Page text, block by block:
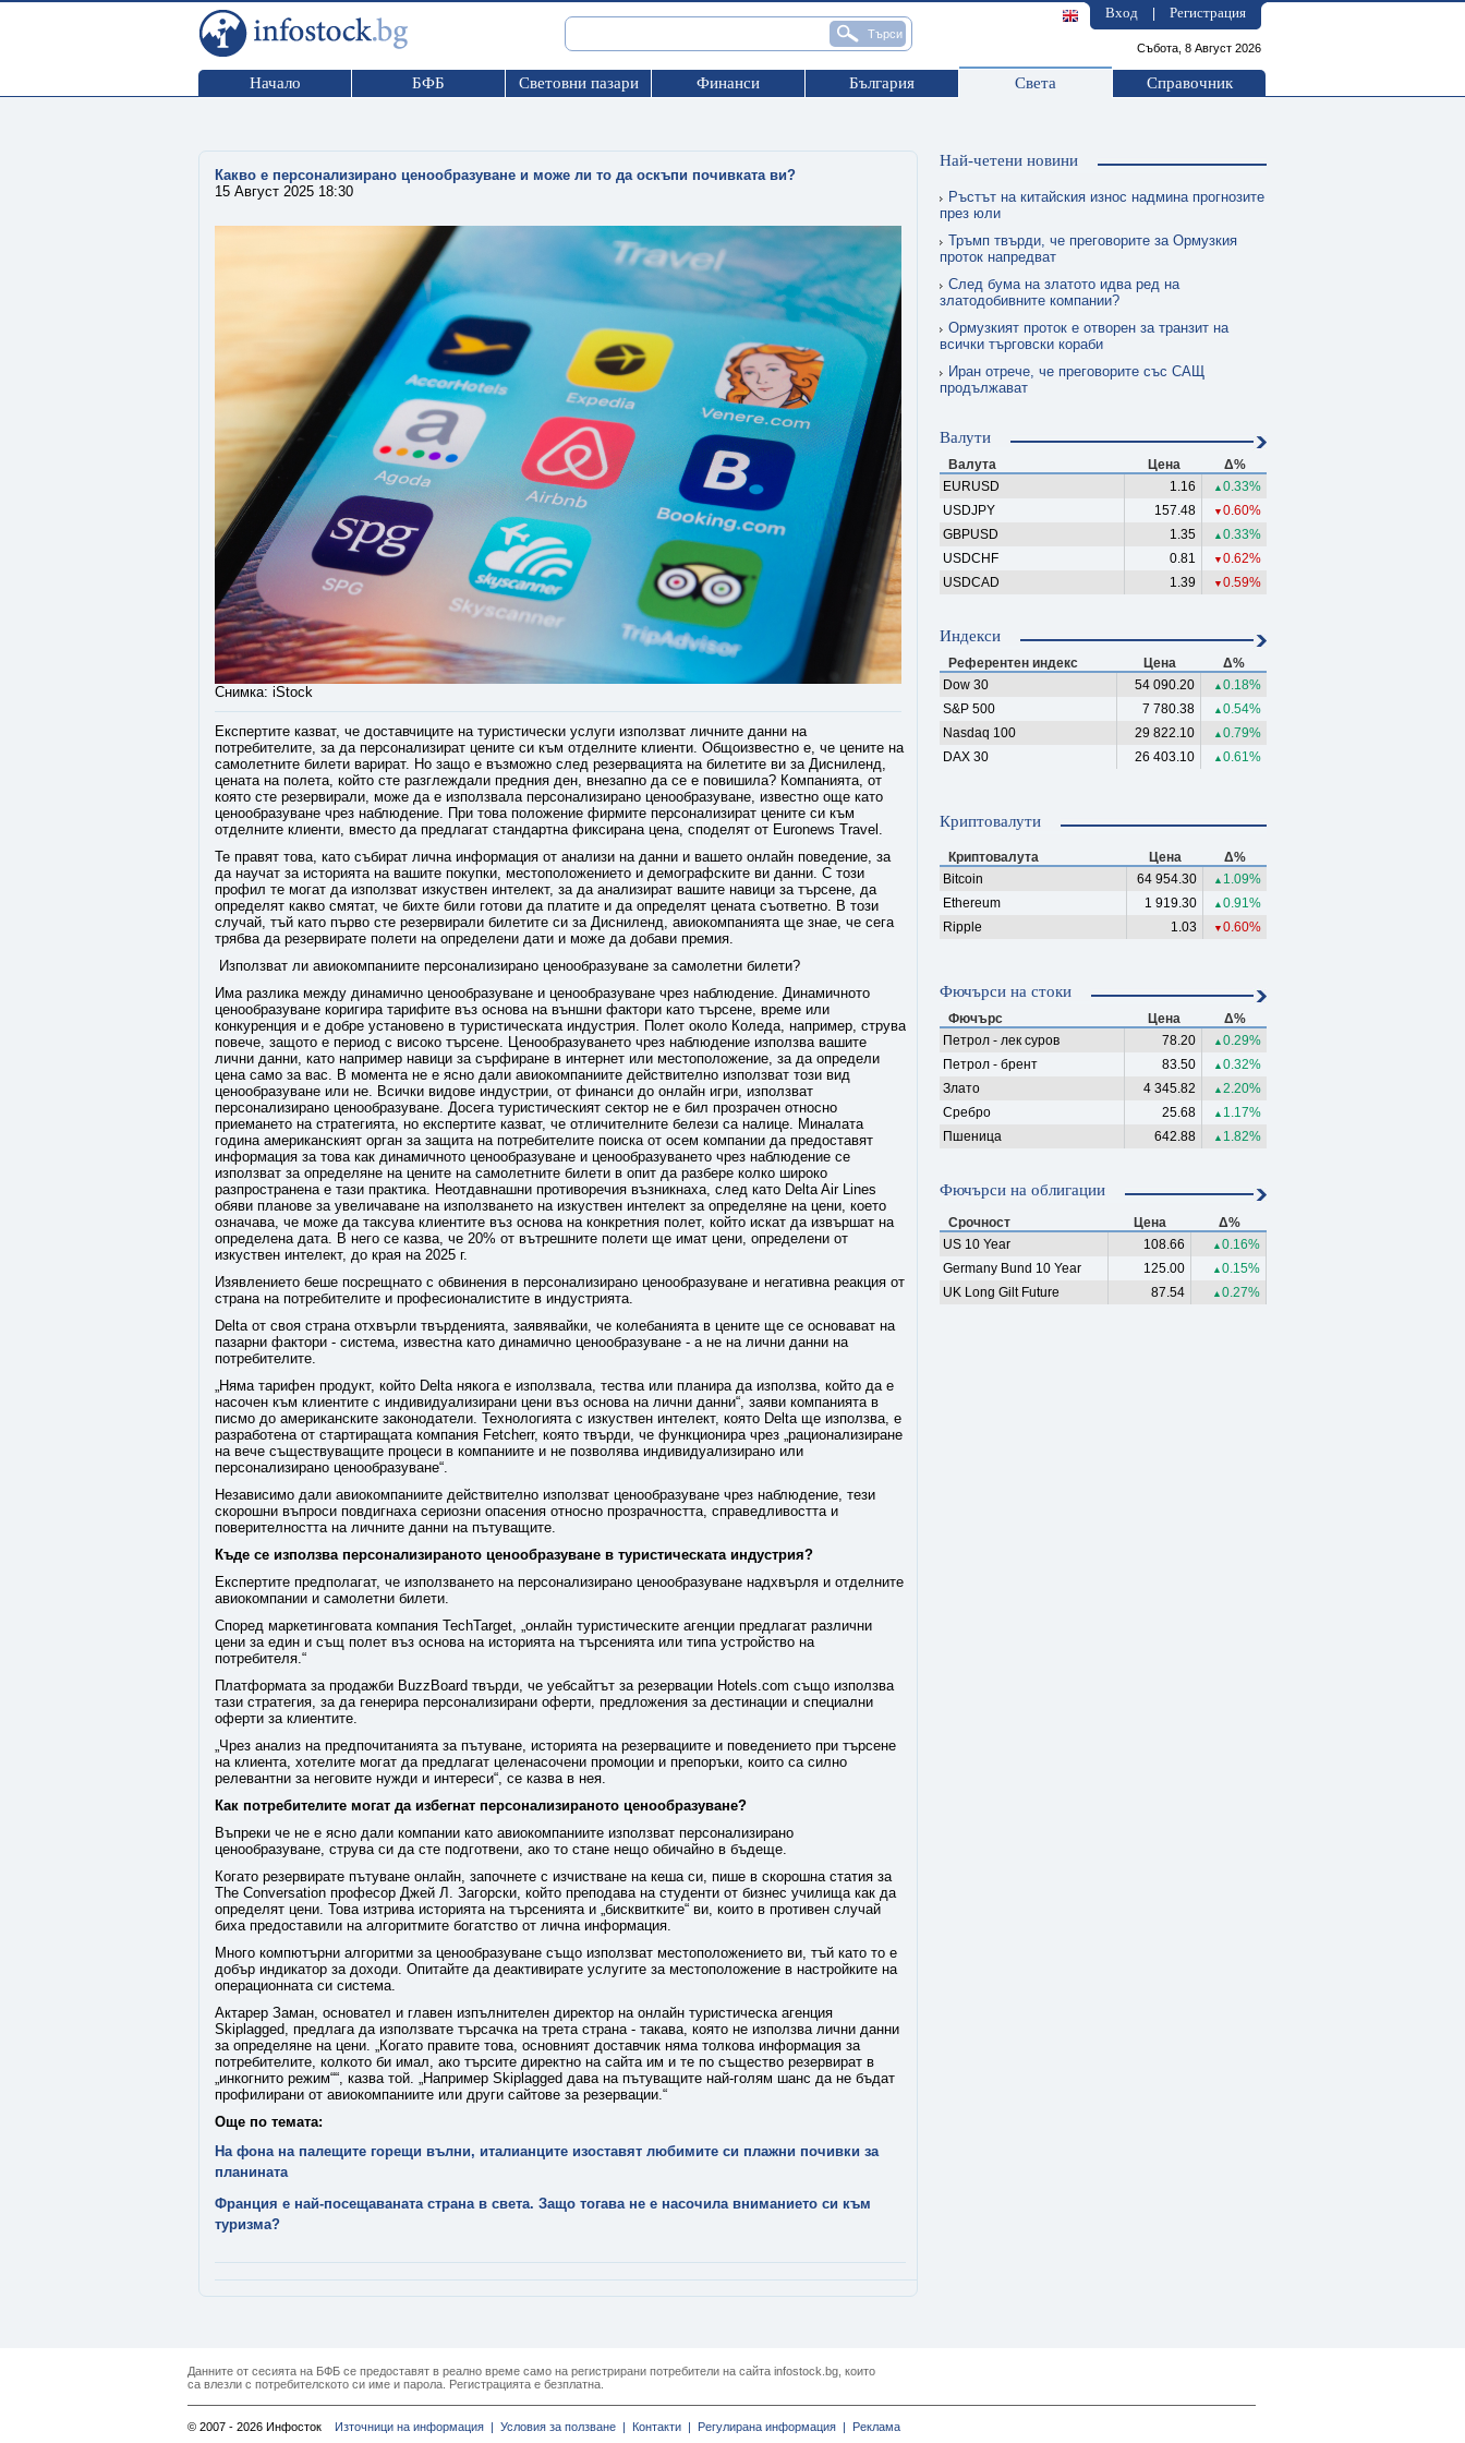
Вход Регистрация
Събота, 8 Август 2026
Начало БФБ Световни пазари Финанси България Света Справочник
Какво е персонализирано ценообразуване и може ли то да оскъпи почивката ви?
15 Август 2025 18:30
Снимка: iStock
Експертите казват, че доставчиците на туристически услуги използват личните данни на
потребителите, за да персонализират цените си към отделните клиенти. Общоизвестно е, че цените на
самолетните билети варират. Но защо е възможно след резервацията на билетите ви за Дисниленд,
цената на полета, който сте разглеждали предния ден, внезапно да се е повишила? Компанията, от
която сте резервирали, може да е използвала персонализирано ценообразуване, известно още като
ценообразуване чрез наблюдение. При това положение фирмите персонализират цените си към
отделните клиенти, вместо да предлагат стандартна фиксирана цена, споделят от Euronews Travel.
Те правят това, като събират лична информация от анализи на данни и вашето онлайн поведение, за
да научат за историята на вашите покупки, местоположението и демографските ви данни. С този
профил те могат да използват изкуствен интелект, за да анализират вашите навици за търсене, да
определят какво смятат, че бихте били готови да платите и да определят цената съответно. В този
случай, тъй като първо сте резервирали билетите си за Дисниленд, авиокомпанията ще знае, че сега
трябва да резервирате полети на определени дати и може да добави премия.
Използват ли авиокомпаниите персонализирано ценообразуване за самолетни билети?
Има разлика между динамично ценообразуване и ценообразуване чрез наблюдение. Динамичното
ценообразуване коригира тарифите въз основа на външни фактори като търсене, време или
конкуренция и е добре установено в туристическата индустрия. Полет около Коледа, например, струва
повече, защото е период с високо търсене. Ценообразуването чрез наблюдение използва вашите
лични данни, като например навици за сърфиране в интернет или местоположение, за да определи
цена само за вас. В момента не е ясно дали авиокомпаниите действително използват този вид
ценообразуване или не. Всички видове индустрии, от финанси до онлайн игри, използват
персонализирано ценообразуване. Досега туристическият сектор не е бил прозрачен относно
приемането на стратегията, но експертите казват, че отличителните белези са налице. Миналата
година американският орган за защита на потребителите поиска от осем компании да предоставят
информация за това как динамичното ценообразуване и ценообразуването чрез наблюдение се
използват за определяне на цените на самолетните билети в опит да разбере колко широко
разпространена е тази практика. Неотдавнашни противоречия възникнаха, след като Delta Air Lines
обяви планове за увеличаване на използването на изкуствен интелект за определяне на цени, което
означава, че може да таксува клиентите въз основа на конкретния полет, който искат да извършат на
определена дата. В него се казва, че 20% от вътрешните полети ще имат цени, определени от
изкуствен интелект, до края на 2025 г.
Изявлението беше посрещнато с обвинения в персонализирано ценообразуване и негативна реакция от
страна на потребителите и професионалистите в индустрията.
Delta от своя страна отхвърли твърденията, заявявайки, че колебанията в цените ще се основават на
пазарни фактори - система, известна като динамично ценообразуване - а не на лични данни на
потребителите.
„Няма тарифен продукт, който Delta някога е използвала, тества или планира да използва, който да е
насочен към клиентите с индивидуализирани цени въз основа на лични данни“, заяви компанията в
писмо до американските законодатели. Технологията с изкуствен интелект, която Delta ще използва, е
разработена от стартиращата компания Fetcherr, която твърди, че функционира чрез „рационализиране
на вече съществуващите процеси в компаниите и не позволява индивидуализирано или
персонализирано ценообразуване“.
Независимо дали авиокомпаниите действително използват ценообразуване чрез наблюдение, тези
скорошни въпроси повдигнаха сериозни опасения относно прозрачността, справедливостта и
поверителността на личните данни на пътуващите.
Къде се използва персонализираното ценообразуване в туристическата индустрия?
Експертите предполагат, че използването на персонализирано ценообразуване надхвърля и отделните
авиокомпании и самолетни билети.
Според маркетинговата компания TechTarget, „онлайн туристическите агенции предлагат различни
цени за един и същ полет въз основа на историята на търсенията или типа устройство на
потребителя.“
Платформата за продажби BuzzBoard твърди, че уебсайтът за резервации Hotels.com също използва
тази стратегия, за да генерира персонализирани оферти, предложения за дестинации и специални
оферти за клиентите.
„Чрез анализ на предпочитанията за пътуване, историята на резервациите и поведението при търсене
на клиента, хотелите могат да предлагат целенасочени промоции и препоръки, които са силно
релевантни за неговите нужди и интереси“, се казва в нея.
Как потребителите могат да избегнат персонализираното ценообразуване?
Въпреки че не е ясно дали компании като авиокомпаниите използват персонализирано
ценообразуване, струва си да сте подготвени, ако то стане нещо обичайно в бъдеще.
Когато резервирате пътуване онлайн, започнете с изчистване на кеша си, пише в скорошна статия за
The Conversation професор Джей Л. Загорски, който преподава на студенти от бизнес училища как да
определят цени. Това изтрива историята на търсенията и „бисквитките“ ви, които в противен случай
биха предоставили на алгоритмите богатство от лична информация.
Много компютърни алгоритми за ценообразуване също използват местоположението ви, тъй като то е
добър индикатор за доходи. Опитайте да деактивирате услугите за местоположение в настройките на
операционната си система.
Актарер Заман, основател и главен изпълнителен директор на онлайн туристическа агенция
Skiplagged, предлага да използвате търсачка на трета страна - такава, която не използва лични данни
за определяне на цени. „Когато правите това, основният доставчик няма толкова информация за
потребителите, колкото би имал, ако търсите директно на сайта им и те по същество резервират в
„инкогнито режим““, казва той. „Например Skiplagged дава на пътуващите най-голям шанс да не бъдат
профилирани от авиокомпаниите или други сайтове за резервации.“
Още по темата:
На фона на палещите горещи вълни, италианците изоставят любимите си плажни почивки за
планината
Франция е най-посещаваната страна в света. Защо тогава не е насочила вниманието си към
туризма?
Най-четени новини
Ръстът на китайския износ надмина прогнозите
през юли
Тръмп твърди, че преговорите за Ормузкия
проток напредват
След бума на златото идва ред на
златодобивните компании?
Ормузкият проток е отворен за транзит на
всички търговски кораби
Иран отрече, че преговорите със САЩ
продължават
Валути
Валута Цена
Δ%
EURUSD
1.16 ▲ 0.33%
USDJPY
157.48 ▼ 0.60%
GBPUSD
1.35 ▲ 0.33%
USDCHF
0.81 ▼ 0.62%
USDCAD
1.39 ▼ 0.59%
Индекси
Референтен индекс Цена
Δ%
Dow 30
54 090.20 ▲ 0.18%
S&P 500
7 780.38 ▲ 0.54%
Nasdaq 100
29 822.10 ▲ 0.79%
DAX 30
26 403.10 ▲ 0.61%
Криптовалути
Криптовалута Цена
Δ%
Bitcoin
64 954.30 ▲ 1.09%
Ethereum
1 919.30 ▲ 0.91%
Ripple
1.03 ▼ 0.60%
Фючърси на стоки
Фючърс Цена
Δ%
Петрол - лек суров
78.20 ▲ 0.29%
Петрол - брент
83.50 ▲ 0.32%
Злато
4 345.82 ▲ 2.20%
Сребро
25.68 ▲ 1.17%
Пшеница
642.88 ▲ 1.82%
Фючърси на облигации
Срочност Цена
Δ%
US 10 Year
108.66 ▲ 0.16%
Germany Bund 10 Year
125.00 ▲ 0.15%
UK Long Gilt Future
87.54 ▲ 0.27%
Данните от сесията на БФБ се предоставят в реално време само на регистрирани потребители на сайта infostock.bg, които
са влезли с потребителското си име и парола. Регистрацията е безплатна.
© 2007 - 2026 Инфосток Източници на информация | Условия за ползване | Контакти | Регулирана информация | Реклама